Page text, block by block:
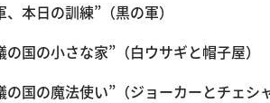
本日の訓練”（黒の軍）
国の小さな家”（白ウサギと帽子屋）
国の魔法使い”（ジョーカーとチェシャ